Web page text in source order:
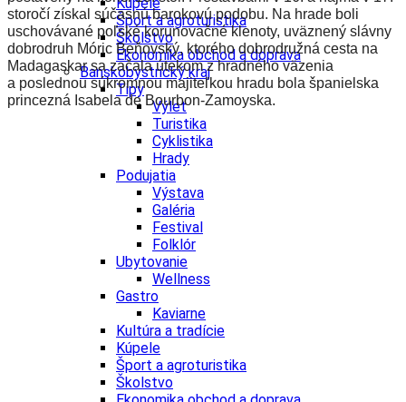
Šport a agroturistika
Školstvo
Ekonomika obchod a doprava
Banskobystrický kraj
Tipy
Výlet
Turistika
Cyklistika
Hrady
Podujatia
Výstava
Galéria
Festival
Folklór
Ubytovanie
Wellness
Gastro
Kaviarne
Kultúra a tradície
Kúpele
Šport a agroturistika
Školstvo
storočí získal súčasnú barokovú podobu. Na hrade boli
uschovávané poľské korunovačné klenoty, uväznený slávny
dobrodruh Móric Beňovský, ktorého dobrodružná cesta na
Madagaskar sa začala útekom z hradného väzenia
a poslednou súkromnou majiteľkou hradu bola španielska
princezná Isabela de Bourbon-Zamoyska.